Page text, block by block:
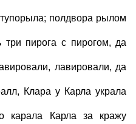
полдвора рылом
пирога с пирогом, да
лавировали, да
Клара у Карла украла
карала Карла за кражу